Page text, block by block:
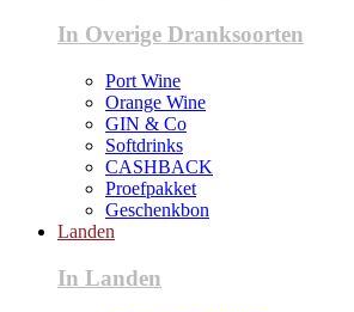
In Overige Dranksoorten
Port Wine
Orange Wine
GIN & Co
Softdrinks
CASHBACK
Proefpakket
Geschenkbon
Landen
In Landen